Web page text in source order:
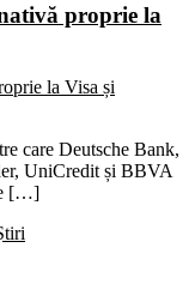
proprie la
care Deutsche Bank,
UniCredit și BBVA
[…]